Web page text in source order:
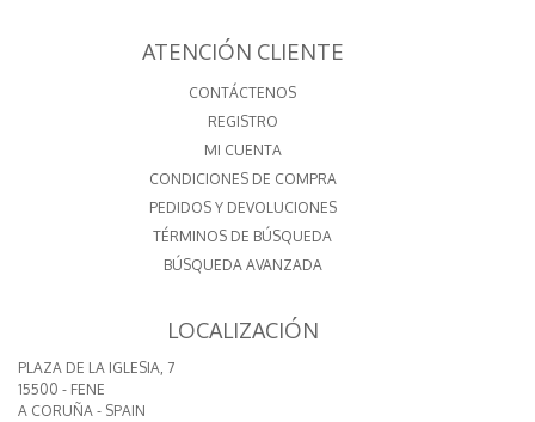
ATENCIÓN CLIENTE
CONTÁCTENOS
REGISTRO
MI CUENTA
CONDICIONES DE COMPRA
PEDIDOS Y DEVOLUCIONES
TÉRMINOS DE BÚSQUEDA
BÚSQUEDA AVANZADA
LOCALIZACIÓN
PLAZA DE LA IGLESIA, 7
15500 - FENE
A CORUÑA - SPAIN